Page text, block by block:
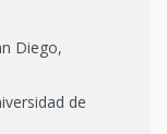
Diego,
de